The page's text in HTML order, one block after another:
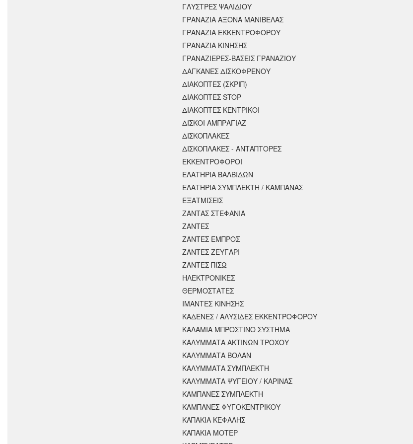
ΓΛΥΣΤΡΕΣ ΨΑΛΙΔΙΟΥ
ΓΡΑΝΑΖΙΑ ΑΞΟΝΑ ΜΑΝΙΒΕΛΑΣ
ΓΡΑΝΑΖΙΑ ΕΚΚΕΝΤΡΟΦΟΡΟΥ
ΓΡΑΝΑΖΙΑ ΚΙΝΗΣΗΣ
ΓΡΑΝΑΖΙΕΡΕΣ-ΒΑΣΕΙΣ ΓΡΑΝΑΖΙΟΥ
ΔΑΓΚΑΝΕΣ ΔΙΣΚΟΦΡΕΝΟΥ
ΔΙΑΚΟΠΤΕΣ (ΣΚΡΙΠ)
ΔΙΑΚΟΠΤΕΣ STOP
ΔΙΑΚΟΠΤΕΣ ΚΕΝΤΡΙΚΟΙ
ΔΙΣΚΟΙ ΑΜΠΡΑΓΙΑΖ
ΔΙΣΚΟΠΛΑΚΕΣ
ΔΙΣΚΟΠΛΑΚΕΣ - ΑΝΤΑΠΤΟΡΕΣ
ΕΚΚΕΝΤΡΟΦΟΡΟΙ
ΕΛΑΤΗΡΙΑ ΒΑΛΒΙΔΩΝ
ΕΛΑΤΗΡΙΑ ΣΥΜΠΛΕΚΤΗ / ΚΑΜΠΑΝΑΣ
ΕΞΑΤΜΙΣΕΙΣ
ΖΑΝΤΑΣ ΣΤΕΦΑΝΙΑ
ΖΑΝΤΕΣ
ΖΑΝΤΕΣ ΕΜΠΡΟΣ
ΖΑΝΤΕΣ ΖΕΥΓΑΡΙ
ΖΑΝΤΕΣ ΠΙΣΩ
ΗΛΕΚΤΡΟΝΙΚΕΣ
ΘΕΡΜΟΣΤΑΤΕΣ
ΙΜΑΝΤΕΣ ΚΙΝΗΣΗΣ
ΚΑΔΕΝΕΣ / ΑΛΥΣΙΔΕΣ ΕΚΚΕΝΤΡΟΦΟΡΟΥ
ΚΑΛΑΜΙΑ ΜΠΡΟΣΤΙΝΟ ΣΥΣΤΗΜΑ
ΚΑΛΥΜΜΑΤΑ ΑΚΤΙΝΩΝ ΤΡΟΧΟΥ
ΚΑΛΥΜΜΑΤΑ ΒΟΛΑΝ
ΚΑΛΥΜΜΑΤΑ ΣΥΜΠΛΕΚΤΗ
ΚΑΛΥΜΜΑΤΑ ΨΥΓΕΙΟΥ / ΚΑΡΙΝΑΣ
ΚΑΜΠΑΝΕΣ ΣΥΜΠΛΕΚΤΗ
ΚΑΜΠΑΝΕΣ ΦΥΓΟΚΕΝΤΡΙΚΟΥ
ΚΑΠΑΚΙΑ ΚΕΦΑΛΗΣ
ΚΑΠΑΚΙΑ ΜΟΤΕΡ